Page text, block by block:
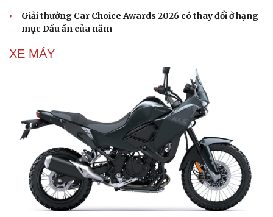
Văn học
Âm nhạc
Di sản
Giải trí
Nghệ sĩ
Thời trang
Sao Việt
Giải thưởng Car Choice Awards 2026 có thay đổi ở hạng
mục Dấu ấn của năm
XE MÁY